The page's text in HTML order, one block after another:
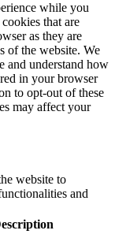
while you
that are
as they are
of the website. We
and understand how
in your browser
to opt-out of these
may affect your
website to
and